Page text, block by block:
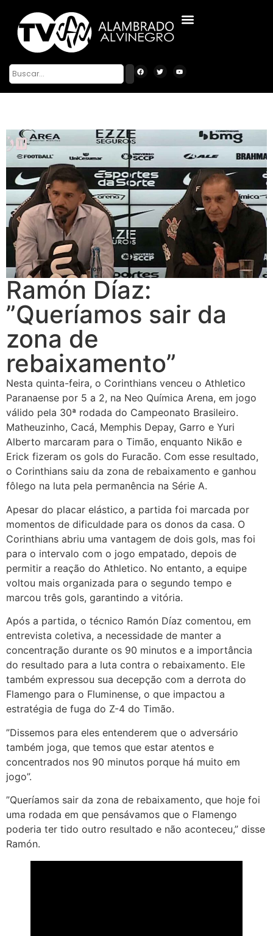
Ramón Díaz:
”Queríamos sair da
zona de
rebaixamento”
Nesta quinta-feira, o Corinthians venceu o Athletico
Paranaense por 5 a 2, na Neo Química Arena, em jogo
válido pela 30ª rodada do Campeonato Brasileiro.
Matheuzinho, Cacá, Memphis Depay, Garro e Yuri
Alberto marcaram para o Timão, enquanto Nikão e
Erick fizeram os gols do Furacão. Com esse resultado,
o Corinthians saiu da zona de rebaixamento e ganhou
fôlego na luta pela permanência na Série A.
Apesar do placar elástico, a partida foi marcada por
momentos de dificuldade para os donos da casa. O
Corinthians abriu uma vantagem de dois gols, mas foi
para o intervalo com o jogo empatado, depois de
permitir a reação do Athletico. No entanto, a equipe
voltou mais organizada para o segundo tempo e
marcou três gols, garantindo a vitória.
Após a partida, o técnico Ramón Díaz comentou, em
entrevista coletiva, a necessidade de manter a
concentração durante os 90 minutos e a importância
do resultado para a luta contra o rebaixamento. Ele
também expressou sua decepção com a derrota do
Flamengo para o Fluminense, o que impactou a
estratégia de fuga do Z-4 do Timão.
”Dissemos para eles entenderem que o adversário
também joga, que temos que estar atentos e
concentrados nos 90 minutos porque há muito em
jogo”.
”Queríamos sair da zona de rebaixamento, que hoje foi
uma rodada em que pensávamos que o Flamengo
poderia ter tido outro resultado e não aconteceu,” disse
Ramón.